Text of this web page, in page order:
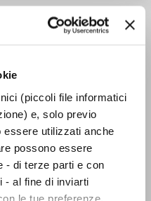
(piccoli file informatici
e, solo previo
essere utilizzati anche
possono essere
- di terze parti e con
- al fine di inviarti
le tue preferenze,